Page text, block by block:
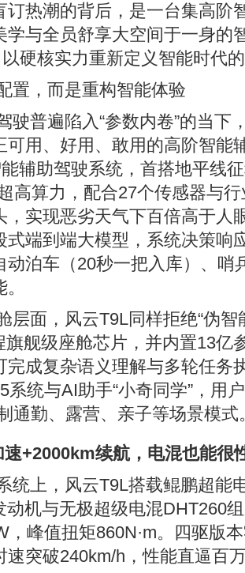
订热潮的背后，是一台集高阶
学与全员舒享大空间于一身
硬核实力重新定义智能时代
置，而是重构智能体验
驶普遍陷入“参数内卷”的当下
可用、好用、敢用的高阶智能
辅助驾驶系统，首搭地平线
高算力，配合27个传感器与
，实现恶劣天气下百倍高于人
式端到端大模型，系统决策响
动泊车（20秒一把入库）、哨
层面，风云T9L同样拒绝“伪智
旗舰级座舱芯片，并内置13亿
完成复杂语义理解与多轮任务
系统与AI助手“小奇同学”，用
通勤、露营、亲子等场景模式
速+2000km续航，电混也能很
统上，风云T9L搭载鲲鹏超能
动机与无极超级电混DHT260
，峰值扭矩860N·m。四驱版
速突破240km/h，性能直逼百